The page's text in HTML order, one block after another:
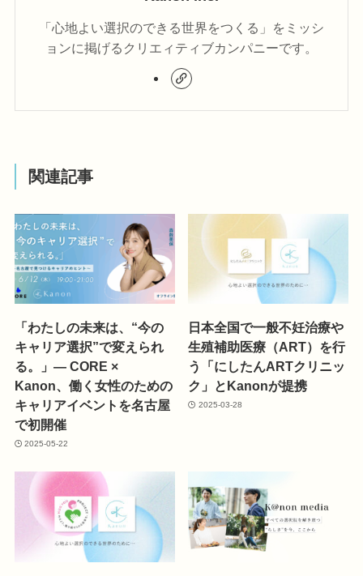
「心地よい選択のできる世界をつくる」をミッシ
ョンに掲げるクリエィティブカンパニーです。
関連記事
「わたしの未来は、“今の
キャリア選択”で変えられ
る。」— CORE ×
Kanon、働く女性のための
キャリアイベントを名古屋
で初開催
2025-05-22
日本全国で一般不妊治療や
生殖補助医療（ART）を行
う「にしたんARTクリニッ
ク」とKanonが提携
2025-03-28